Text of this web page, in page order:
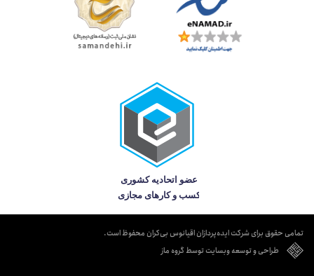
تمامی حقوق برای شرکت ایده‌پردازان اقیانوس بی‌کران محفوظ است.
طراحی و توسعه وبسایت توسط گروه ماز